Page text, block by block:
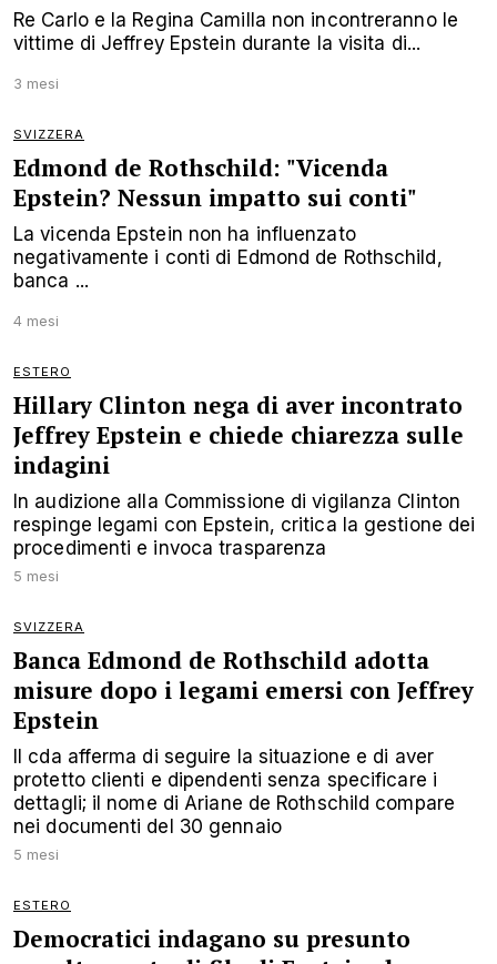
Re Carlo e la Regina Camilla non incontreranno le
vittime di Jeffrey Epstein durante la visita di...
3 mesi
SVIZZERA
Edmond de Rothschild: "Vicenda
Epstein? Nessun impatto sui conti"
La vicenda Epstein non ha influenzato
negativamente i conti di Edmond de Rothschild,
banca ...
4 mesi
ESTERO
Hillary Clinton nega di aver incontrato
Jeffrey Epstein e chiede chiarezza sulle
indagini
In audizione alla Commissione di vigilanza Clinton
respinge legami con Epstein, critica la gestione dei
procedimenti e invoca trasparenza
5 mesi
SVIZZERA
Banca Edmond de Rothschild adotta
misure dopo i legami emersi con Jeffrey
Epstein
Il cda afferma di seguire la situazione e di aver
protetto clienti e dipendenti senza specificare i
dettagli; il nome di Ariane de Rothschild compare
nei documenti del 30 gennaio
5 mesi
ESTERO
Democratici indagano su presunto